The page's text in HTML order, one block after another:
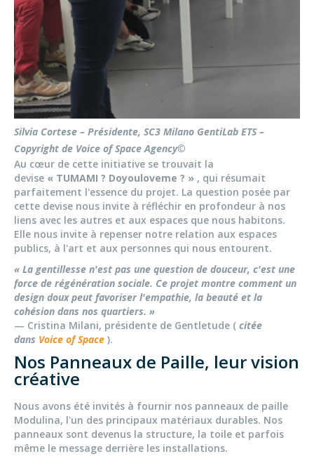
Silvia Cortese – Présidente, SC3 Milano GentiLab ETS –
Copyright de Voice of Space Agency©
Au cœur de cette initiative se trouvait la
devise « TUMAMI ? Doyouloveme ? » , qui résumait
parfaitement l'essence du projet. La question posée par
cette devise nous invite à réfléchir en profondeur à nos
liens avec les autres et aux espaces que nous habitons.
Elle nous invite à repenser notre relation aux espaces
publics, à l'art et aux personnes qui nous entourent.
« La gentillesse n'est pas une question de douceur, c'est une
force de régénération sociale. Ce projet montre comment un
design doux peut favoriser l'empathie, la beauté et la
cohésion dans nos quartiers. »
— Cristina Milani, présidente de Gentletude ( citée
dans Voice of Space ).
Nos Panneaux de Paille, leur vision
créative
Nous avons été invités à fournir nos panneaux de paille
Modulina, l'un des principaux matériaux durables. Nos
panneaux sont devenus la structure, la toile et parfois
même le message derrière les installations.